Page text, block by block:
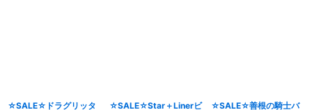
☆SALE☆ドラグリッタ
☆SALE☆Star＋Linerビ
☆SALE☆善根の騎士バ